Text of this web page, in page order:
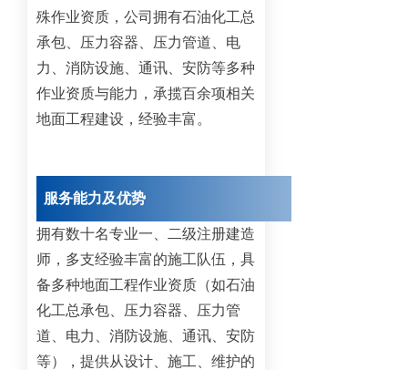
殊作业资质，公司拥有石油化工总
承包、压力容器、压力管道、电
力、消防设施、通讯、安防等多种
作业资质与能力，承揽百余项相关
地面工程建设，经验丰富。
服务能力及优势
拥有数十名专业一、二级注册建造
师，多支经验丰富的施工队伍，具
备多种地面工程作业资质（如石油
化工总承包、压力容器、压力管
道、电力、消防设施、通讯、安防
等），提供从设计、施工、维护的